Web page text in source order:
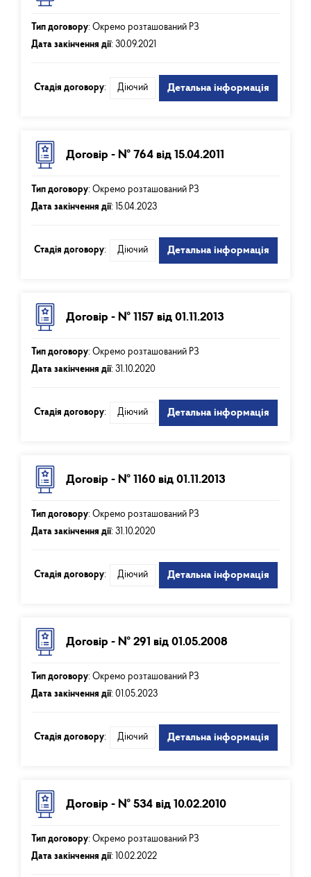
Тип договору: Окремо розташований РЗ
Дата закінчення дії: 30.09.2021
Стадія договору: Діючий Детальна інформація
Договір - № 764 від 15.04.2011
Тип договору: Окремо розташований РЗ
Дата закінчення дії: 15.04.2023
Стадія договору: Діючий Детальна інформація
Договір - № 1157 від 01.11.2013
Тип договору: Окремо розташований РЗ
Дата закінчення дії: 31.10.2020
Стадія договору: Діючий Детальна інформація
Договір - № 1160 від 01.11.2013
Тип договору: Окремо розташований РЗ
Дата закінчення дії: 31.10.2020
Стадія договору: Діючий Детальна інформація
Договір - № 291 від 01.05.2008
Тип договору: Окремо розташований РЗ
Дата закінчення дії: 01.05.2023
Стадія договору: Діючий Детальна інформація
Договір - № 534 від 10.02.2010
Тип договору: Окремо розташований РЗ
Дата закінчення дії: 10.02.2022